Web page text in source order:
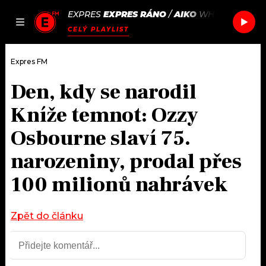
JAK
SEZNAM.CZ
EXPRES EXPRES RÁNO/AIKO WHY NOT BBY
CELÝ PLAYLIST
DOMŮ
ČLÁNKY
AKTUÁLNĚ
HUDBA
ROZHOVORY
#NEBUDUDOMA
PODCASTY
JAK NALADIT
RÁDIO
APLIKACE
SOUTĚŽE
Expres FM
Den, kdy se narodil
Kníže temnot: Ozzy
Osbourne slaví 75.
narozeniny, prodal přes
100 milionů nahrávek
Zpět do článku